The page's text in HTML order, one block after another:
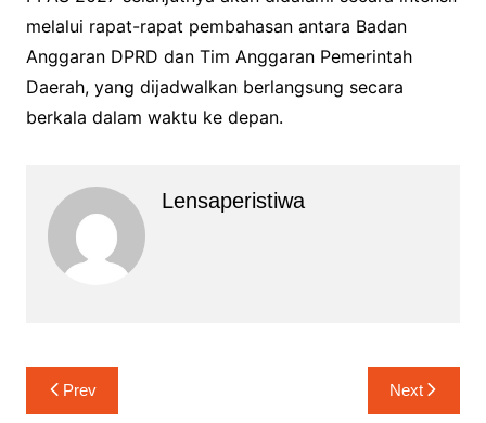
melalui rapat-rapat pembahasan antara Badan
Anggaran DPRD dan Tim Anggaran Pemerintah
Daerah, yang dijadwalkan berlangsung secara
berkala dalam waktu ke depan.
Lensaperistiwa
Navigasi
pos
Prev Next